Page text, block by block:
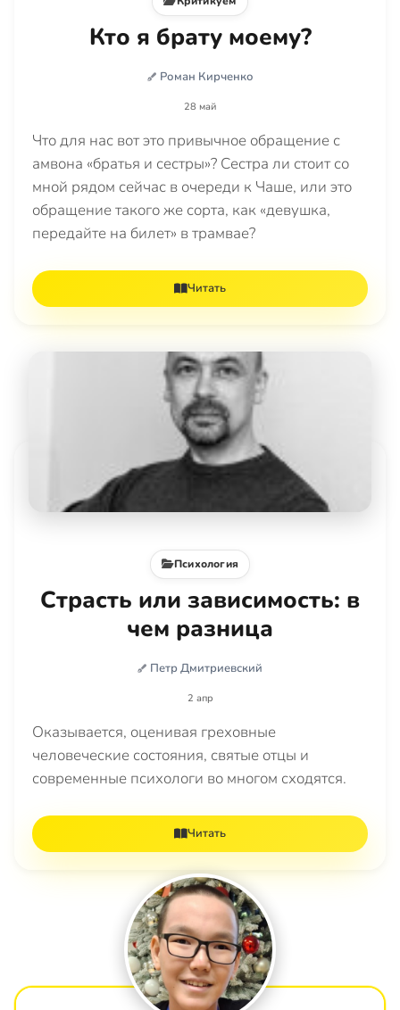
Кто я брату моему?
Роман Кирченко
28 май
Что для нас вот это привычное обращение с
амвона «братья и сестры»? Сестра ли стоит со
мной рядом сейчас в очереди к Чаше, или это
обращение такого же сорта, как «девушка,
передайте на билет» в трамвае?
Читать
Психология
Страсть или зависимость: в
чем разница
Петр Дмитриевский
2 апр
Оказывается, оценивая греховные
человеческие состояния, святые отцы и
современные психологи во многом сходятся.
Читать